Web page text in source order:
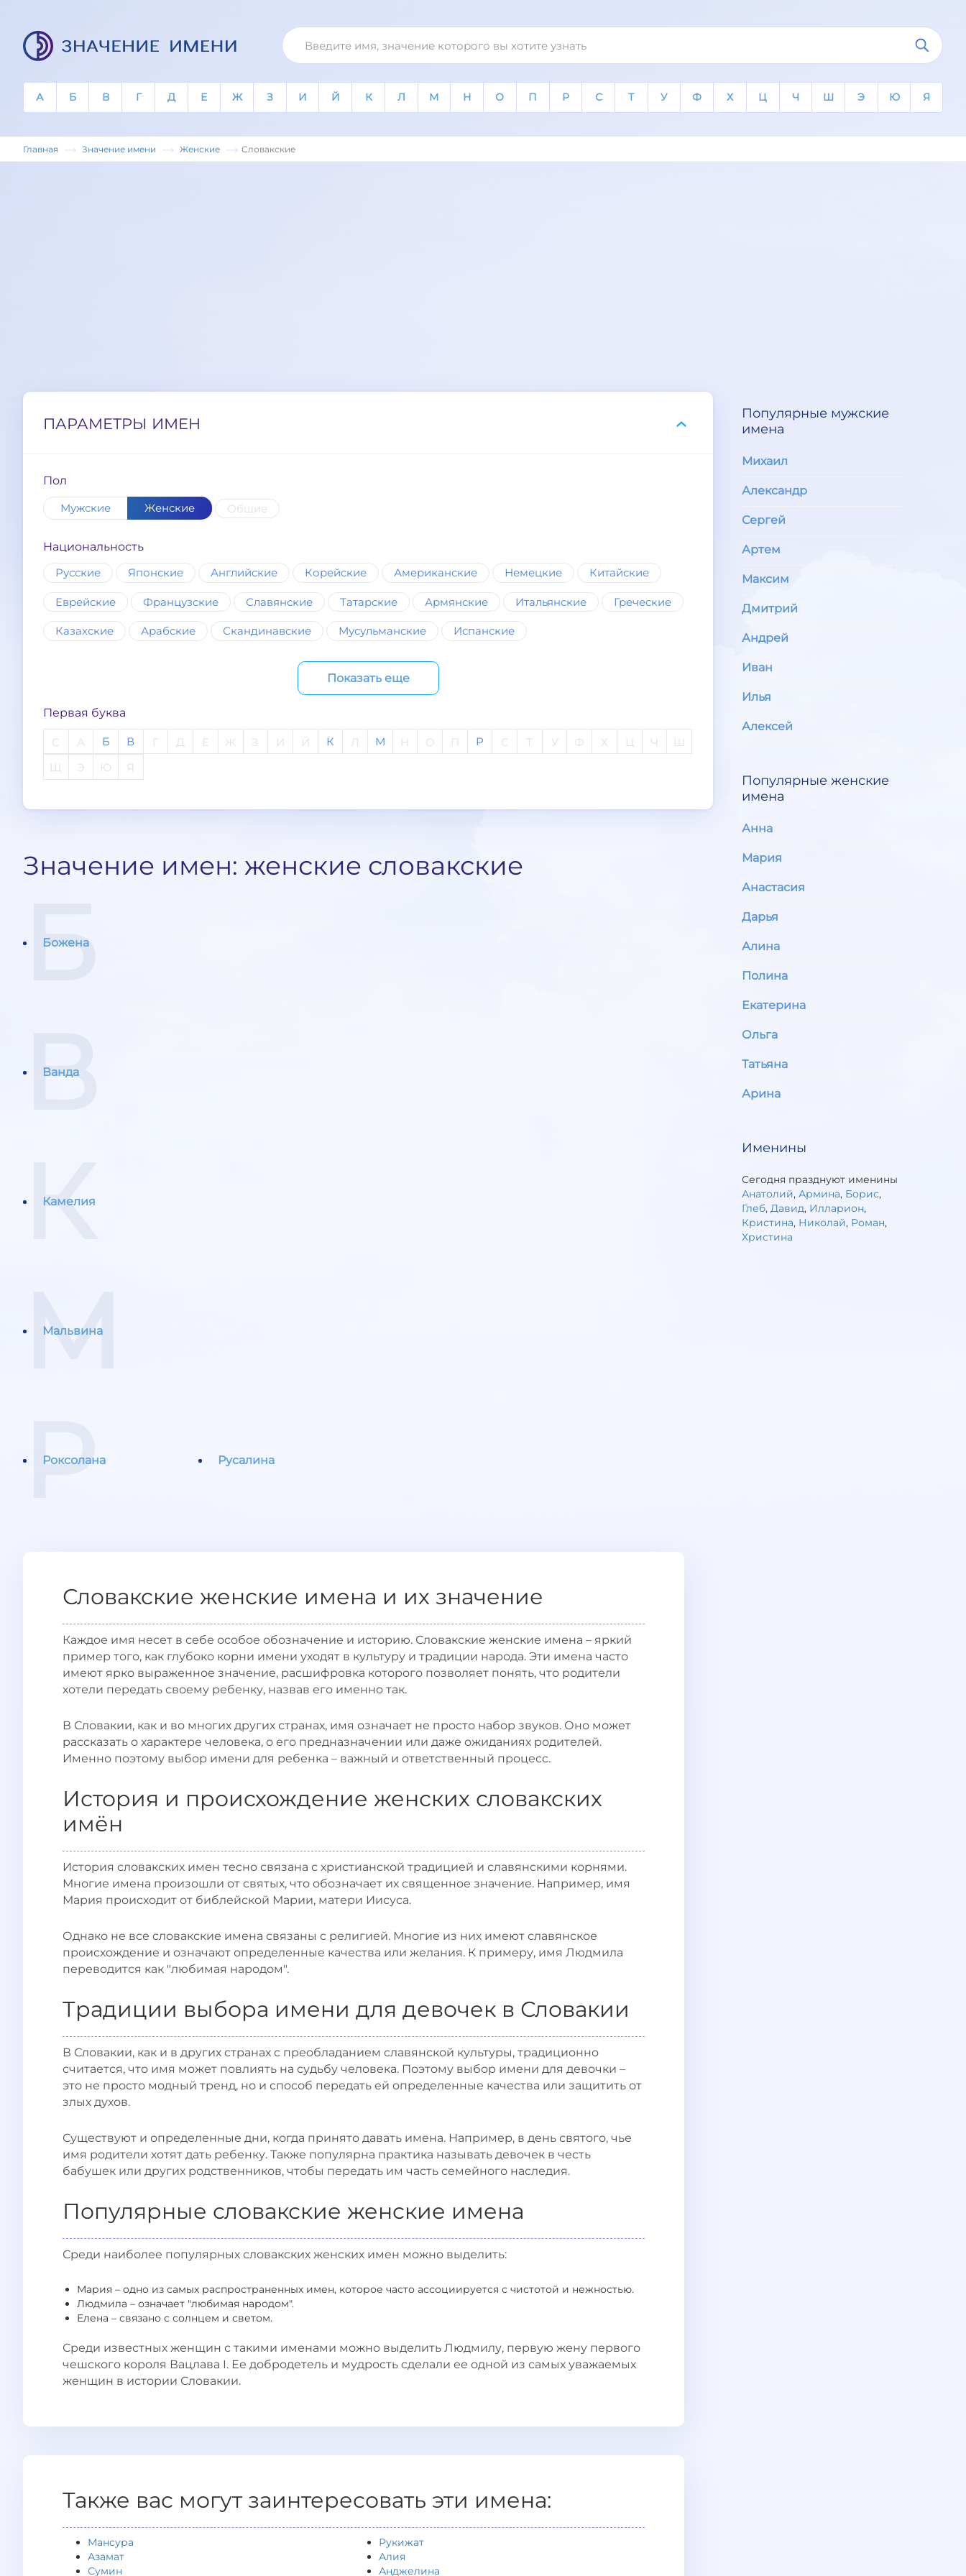
А Б В Г Д Е Ж З И Й К Л М Н О П Р С Т У Ф Х Ц Ч Ш Э Ю Я
Главная Значение имени Женские Словакские
ПАРАМЕТРЫ ИМЕН
Пол
Мужские
Женские Общие
Национальность
Русские
Японские Английские Корейские Американские Немецкие Китайские
Еврейские Французские Славянские Татарские Армянские Итальянские Греческие
Казахские Арабские Скандинавские Мусульманские Испанские
Показать еще
Первая буква
C А Б В Г Д Е Ж З И Й К Л М Н О П Р С Т У Ф Х Ц Ч
Ш
Щ
Э Ю Я
Значение имен: женские словакские
Б
Божена
В
Ванда
К
Камелия
М
Мальвина
Р
Роксолана Русалина
Словакские женские имена и их значение
Каждое имя несет в себе особое обозначение и историю. Словакские женские имена – яркий
пример того, как глубоко корни имени уходят в культуру и традиции народа. Эти имена часто
имеют ярко выраженное значение, расшифровка которого позволяет понять, что родители
хотели передать своему ребенку, назвав его именно так.
В Словакии, как и во многих других странах, имя означает не просто набор звуков. Оно может
рассказать о характере человека, о его предназначении или даже ожиданиях родителей.
Именно поэтому выбор имени для ребенка – важный и ответственный процесс.
История и происхождение женских словакских
имён
История словакских имен тесно связана с христианской традицией и славянскими корнями.
Многие имена произошли от святых, что обозначает их священное значение. Например, имя
Мария происходит от библейской Марии, матери Иисуса.
Однако не все словакские имена связаны с религией. Многие из них имеют славянское
происхождение и означают определенные качества или желания. К примеру, имя Людмила
переводится как "любимая народом".
Традиции выбора имени для девочек в Словакии
В Словакии, как и в других странах с преобладанием славянской культуры, традиционно
считается, что имя может повлиять на судьбу человека. Поэтому выбор имени для девочки –
это не просто модный тренд, но и способ передать ей определенные качества или защитить от
злых духов.
Существуют и определенные дни, когда принято давать имена. Например, в день святого, чье
имя родители хотят дать ребенку. Также популярна практика называть девочек в честь
бабушек или других родственников, чтобы передать им часть семейного наследия.
Популярные словакские женские имена
Среди наиболее популярных словакских женских имен можно выделить:
Мария – одно из самых распространенных имен, которое часто ассоциируется с чистотой и нежностью.
Людмила – означает "любимая народом".
Елена – связано с солнцем и светом.
Среди известных женщин с такими именами можно выделить Людмилу, первую жену первого
чешского короля Вацлава I. Ее добродетель и мудрость сделали ее одной из самых уважаемых
женщин в истории Словакии.
Также вас могут заинтересовать эти имена:
Мансура
Азамат
Сумин
Рукижат
Алия
Анджелина
Популярные мужские
имена
Михаил
Александр
Сергей
Артем
Максим
Дмитрий
Андрей
Иван
Илья
Алексей
Популярные женские
имена
Анна
Мария
Анастасия
Дарья
Алина
Полина
Екатерина
Ольга
Татьяна
Арина
Именины
Сегодня празднуют именины
Анатолий, Армина, Борис,
Глеб, Давид, Илларион,
Кристина, Николай, Роман,
Христина